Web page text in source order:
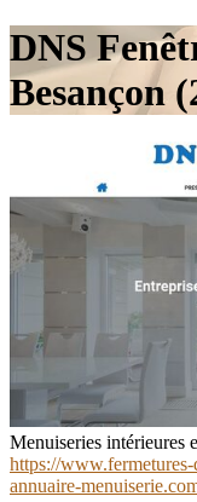
DNS
Besançon
Menuiseries intérieures
https://
annuaire-